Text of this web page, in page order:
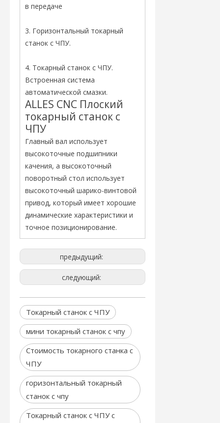
в передаче
3. Горизонтальный токарный
станок с ЧПУ.
4. Токарный станок с ЧПУ.
Встроенная система
автоматической смазки.
ALLES CNC Плоский
токарный станок с
ЧПУ
Главный вал использует
высокоточные подшипники
качения, а высокоточный
поворотный стол использует
высокоточный шарико-винтовой
привод, который имеет хорошие
динамические характеристики и
точное позиционирование.
предыдущий:
следующий:
Токарный станок с ЧПУ
мини токарный станок с чпу
Стоимость токарного станка с
ЧПУ
горизонтальный токарный
станок с чпу
Токарный станок с ЧПУ с